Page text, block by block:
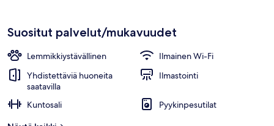
Suositut palvelut/mukavuudet
Lemmikkiystävällinen
Ilmainen Wi-Fi
Yhdistettäviä huoneita
saatavilla
Ilmastointi
Kuntosali
Pyykinpesutilat